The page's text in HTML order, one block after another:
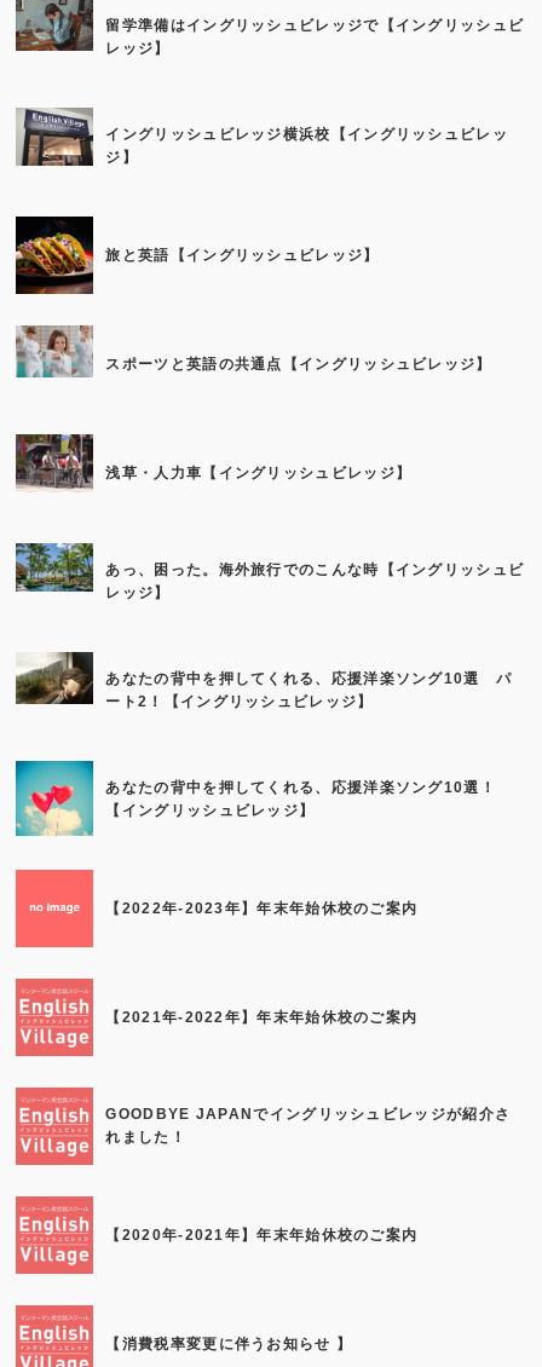
留学準備はイングリッシュビレッジで【イングリッシュビ
レッジ】
イングリッシュビレッジ横浜校【イングリッシュビレッ
ジ】
旅と英語【イングリッシュビレッジ】
スポーツと英語の共通点【イングリッシュビレッジ】
浅草・人力車【イングリッシュビレッジ】
あっ、困った。海外旅行でのこんな時【イングリッシュビ
レッジ】
あなたの背中を押してくれる、応援洋楽ソング10選 パ
ート2！【イングリッシュビレッジ】
あなたの背中を押してくれる、応援洋楽ソング10選！
【イングリッシュビレッジ】
【2022年-2023年】年末年始休校のご案内
【2021年-2022年】年末年始休校のご案内
GOODBYE JAPANでイングリッシュビレッジが紹介さ
れました！
【2020年-2021年】年末年始休校のご案内
【消費税率変更に伴うお知らせ 】